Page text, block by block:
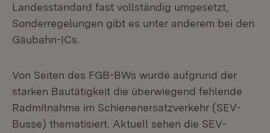
Landesstandard fast vollständig umgesetzt,
Sonderregelungen gibt es unter anderem bei den
Gäubahn-ICs.
Von Seiten des FGB-BWs wurde aufgrund der
starken Bautätigkeit die überwiegend fehlende
Radmitnahme im Schienenersatzverkehr (SEV-
Busse) thematisiert. Aktuell sehen die SEV-